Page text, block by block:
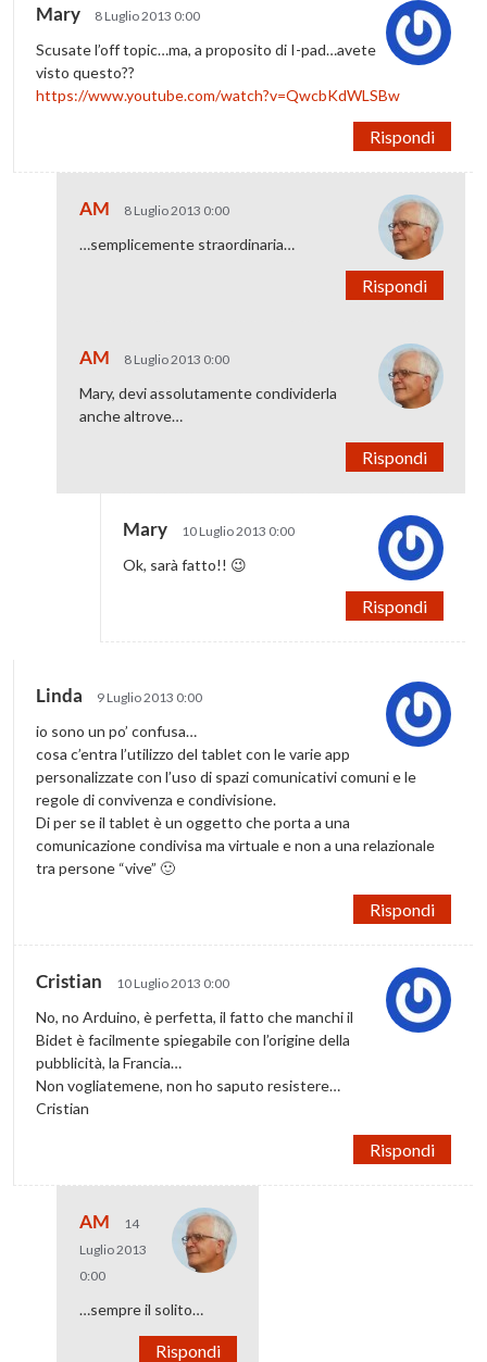
Mary 8 Luglio 2013 0:00
Scusate l’off topic…ma, a proposito di I-pad…avete
visto questo??
https://www.youtube.com/watch?v=QwcbKdWLSBw
Rispondi
AM 8 Luglio 2013 0:00
…semplicemente straordinaria…
Rispondi
AM 8 Luglio 2013 0:00
Mary, devi assolutamente condividerla
anche altrove…
Rispondi
Mary 10 Luglio 2013 0:00
Ok, sarà fatto!! 😉
Rispondi
Linda 9 Luglio 2013 0:00
io sono un po’ confusa…
cosa c’entra l’utilizzo del tablet con le varie app
personalizzate con l’uso di spazi comunicativi comuni e le
regole di convivenza e condivisione.
Di per se il tablet è un oggetto che porta a una
comunicazione condivisa ma virtuale e non a una relazionale
tra persone “vive” 🙂
Rispondi
Cristian 10 Luglio 2013 0:00
No, no Arduino, è perfetta, il fatto che manchi il
Bidet è facilmente spiegabile con l’origine della
pubblicità, la Francia…
Non vogliatemene, non ho saputo resistere…
Cristian
Rispondi
AM
14
Luglio 2013
0:00
…sempre il solito…
Rispondi